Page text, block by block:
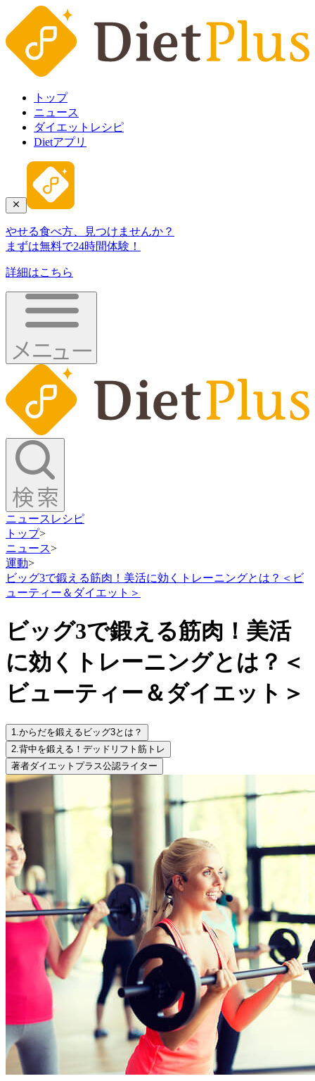
トップ
ニュース
ダイエットレシピ
Dietアプリ
やせる食べ方、見つけませんか？
まずは無料で24時間体験！
詳細はこちら
ニュース レシピ
トップ>
ニュース>
運動>
ビッグ3で鍛える筋肉！美活に効くトレーニングとは？＜ビ
ューティー＆ダイエット＞
ビッグ3で鍛える筋肉！美活
に効くトレーニングとは？＜
ビューティー＆ダイエット＞
1.からだを鍛えるビッグ3とは？
2.背中を鍛える！デッドリフト筋トレ
著者ダイエットプラス公認ライター